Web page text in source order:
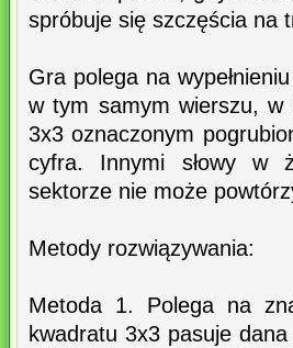
spróbuje się szczęścia na
Gra polega na
w tym samym wierszu,
3x3 oznaczonym
cyfra. Innymi słowy w
sektorze nie może
Metody rozwiązywania:
Metoda 1. Polega na
kwadratu 3x3 pasuje